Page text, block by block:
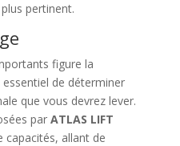
pertinent.
figure la
essentiel de déterminer
que vous devrez lever.
par ATLAS LIFT
capacités, allant de